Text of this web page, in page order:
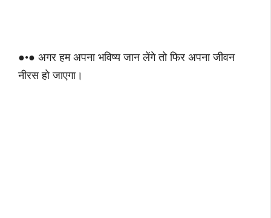
●•● अगर हम अपना भविष्य जान लेंगे तो फिर अपना जीवन
नीरस हो जाएगा।